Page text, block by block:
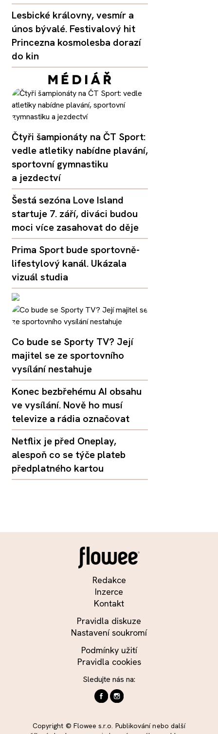
Lesbické královny, vesmír a
únos bývalé. Festivalový hit
Princezna kosmolesba dorazí
do kin
Čtyři šampionáty na ČT Sport:
vedle atletiky nabídne plavání,
sportovní gymnastiku
a jezdectví
Šestá sezóna Love Island
startuje 7. září, diváci budou
moci více zasahovat do děje
Prima Sport bude sportovně-
lifestylový kanál. Ukázala
vizuál studia
Co bude se Sporty TV? Její
majitel se ze sportovního
vysílání nestahuje
Konec bezbřehému AI obsahu
ve vysílání. Nově ho musí
televize a rádia označovat
Netflix je před Oneplay,
alespoň co se týče plateb
předplatného kartou
Redakce
Inzerce
Kontakt
Pravidla diskuze
Nastavení soukromí
Podmínky užití
Pravidla cookies
Sledujte nás na:
Copyright © Flowee s.r.o. Publikování nebo další